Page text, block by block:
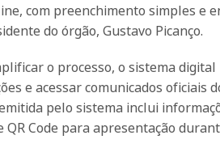
com preenchimento simples e
do órgão, Gustavo Picanço.
o processo, o sistema
e acessar comunicados oficiais
pelo sistema inclui
QR Code para apresentação